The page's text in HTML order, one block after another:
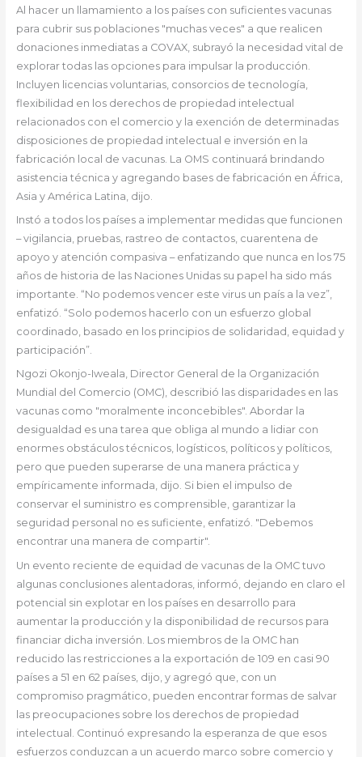
Al hacer un llamamiento a los países con suficientes vacunas
para cubrir sus poblaciones "muchas veces" a que realicen
donaciones inmediatas a COVAX, subrayó la necesidad vital de
explorar todas las opciones para impulsar la producción.
Incluyen licencias voluntarias, consorcios de tecnología,
flexibilidad en los derechos de propiedad intelectual
relacionados con el comercio y la exención de determinadas
disposiciones de propiedad intelectual e inversión en la
fabricación local de vacunas. La OMS continuará brindando
asistencia técnica y agregando bases de fabricación en África,
Asia y América Latina, dijo.
Instó a todos los países a implementar medidas que funcionen
– vigilancia, pruebas, rastreo de contactos, cuarentena de
apoyo y atención compasiva – enfatizando que nunca en los 75
años de historia de las Naciones Unidas su papel ha sido más
importante. “No podemos vencer este virus un país a la vez”,
enfatizó. “Solo podemos hacerlo con un esfuerzo global
coordinado, basado en los principios de solidaridad, equidad y
participación”.
Ngozi Okonjo-Iweala, Director General de la Organización
Mundial del Comercio (OMC), describió las disparidades en las
vacunas como "moralmente inconcebibles". Abordar la
desigualdad es una tarea que obliga al mundo a lidiar con
enormes obstáculos técnicos, logísticos, políticos y políticos,
pero que pueden superarse de una manera práctica y
empíricamente informada, dijo. Si bien el impulso de
conservar el suministro es comprensible, garantizar la
seguridad personal no es suficiente, enfatizó. "Debemos
encontrar una manera de compartir".
Un evento reciente de equidad de vacunas de la OMC tuvo
algunas conclusiones alentadoras, informó, dejando en claro el
potencial sin explotar en los países en desarrollo para
aumentar la producción y la disponibilidad de recursos para
financiar dicha inversión. Los miembros de la OMC han
reducido las restricciones a la exportación de 109 en casi 90
países a 51 en 62 países, dijo, y agregó que, con un
compromiso pragmático, pueden encontrar formas de salvar
las preocupaciones sobre los derechos de propiedad
intelectual. Continuó expresando la esperanza de que esos
esfuerzos conduzcan a un acuerdo marco sobre comercio y